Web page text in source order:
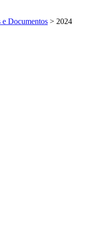
e Documentos > 2024